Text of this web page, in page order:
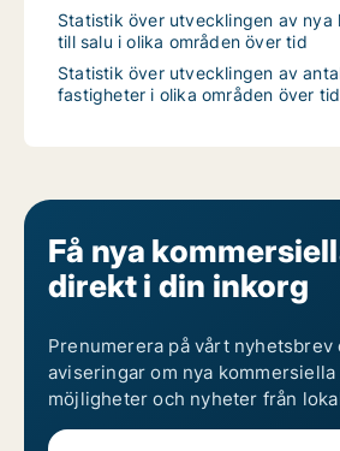
Statistik över utvecklingen av nya
till salu i olika områden över tid
Statistik över utvecklingen av
fastigheter i olika områden över tid
Få nya
direkt i din inkorg
Prenumerera på vårt nyhetsbrev
aviseringar om nya
möjligheter och nyheter från